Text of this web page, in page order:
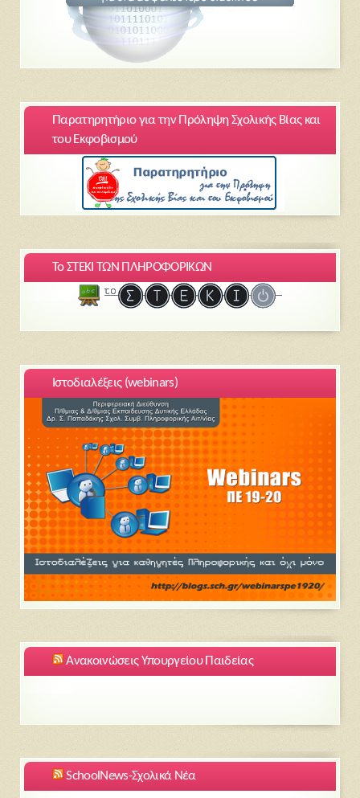
Παρατηρητήριο για την Πρόληψη Σχολικής Βίας και
του Εκφοβισμού
Το ΣΤΕΚΙ ΤΩΝ ΠΛΗΡΟΦΟΡΙΚΩΝ
Ιστοδιαλέξεις (webinars)
Ανακοινώσεις Υπουργείου Παιδείας
SchoolNews-Σχολικά Νέα